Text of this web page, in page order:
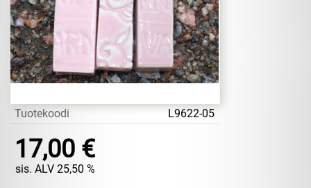
Tuotekoodi L9622-05
17,00 €
sis. ALV 25,50 %